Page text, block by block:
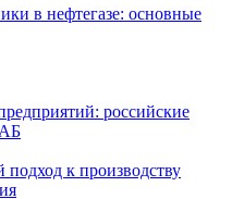
в нефтегазе: основные
российские